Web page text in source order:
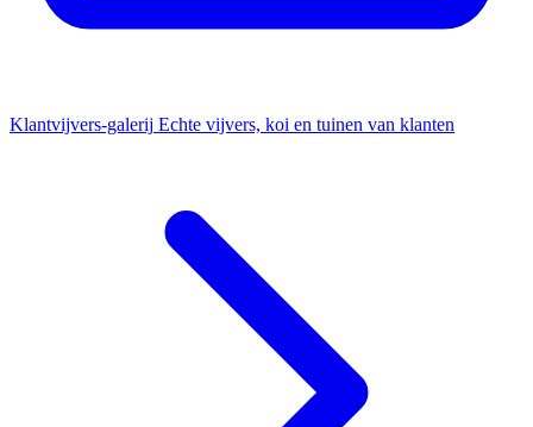
Klantvijvers-galerij Echte vijvers, koi en tuinen van klanten